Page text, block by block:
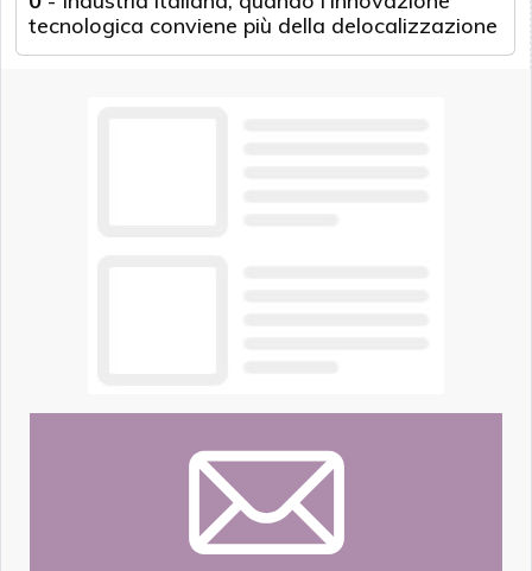
tecnologica conviene più della delocalizzazione